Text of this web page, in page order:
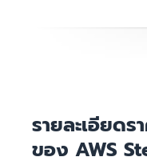
รายละเอียด
ของ AWS